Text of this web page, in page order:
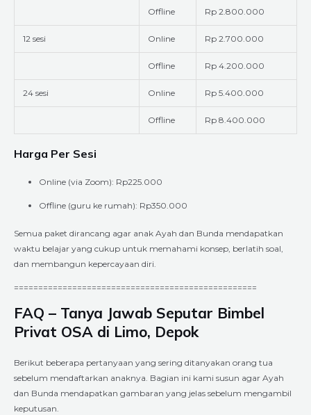
Offline Rp 2.800.000
12 sesi Online Rp 2.700.000
Offline Rp 4.200.000
24 sesi Online Rp 5.400.000
Offline Rp 8.400.000
Harga Per Sesi
Online (via Zoom): Rp225.000
Offline (guru ke rumah): Rp350.000
Semua paket dirancang agar anak Ayah dan Bunda mendapatkan
waktu belajar yang cukup untuk memahami konsep, berlatih soal,
dan membangun kepercayaan diri.
==================================================
FAQ – Tanya Jawab Seputar Bimbel
Privat OSA di Limo, Depok
Berikut beberapa pertanyaan yang sering ditanyakan orang tua
sebelum mendaftarkan anaknya. Bagian ini kami susun agar Ayah
dan Bunda mendapatkan gambaran yang jelas sebelum mengambil
keputusan.